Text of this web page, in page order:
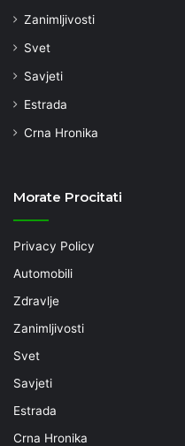
Zanimljivosti
Svet
Savjeti
Estrada
Crna Hronika
Morate Procitati
Privacy Policy
Automobili
Zdravlje
Zanimljivosti
Svet
Savjeti
Estrada
Crna Hronika